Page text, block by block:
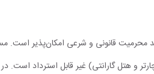
محرمیت قانونی و شرعی امکان‌پذیر است.
چارتر و هتل گارانتی) غیر قابل استرداد